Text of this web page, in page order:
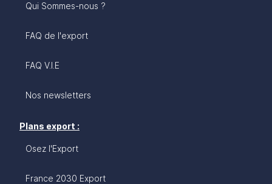
Qui Sommes-nous ?
FAQ de l'export
FAQ V.I.E
Nos newsletters
Plans export :
Osez l'Export
France 2030 Export